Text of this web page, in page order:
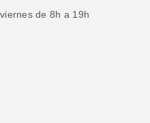
de 8h a 19h